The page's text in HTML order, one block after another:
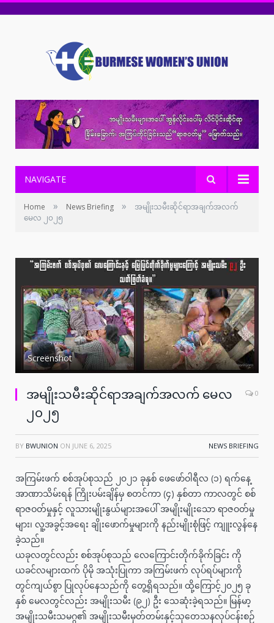
NAVIGATE
Home » News Briefing »
အမျိုးသမီးဆိုင်ရာအချက်အလက်
မေလ ၂၀၂၅
Screenshot
အမျိုးသမီးဆိုင်ရာအချက်အလက် မေလ
၂၀၂၅
0
BY BWUNION ON JUNE 6, 2025 NEWS BRIEFING
အကြမ်းဖက် စစ်အုပ်စုသည် ၂၀၂၁ ခုနှစ် ဖေဖော်ဝါရီလ (၁) ရက်နေ့
အာဏာသိမ်းရန် ကြိုးပမ်းချိန်မှ စတင်ကာ (၄) နှစ်တာ ကာလတွင် စစ်
ရာဇဝတ်မှုနှင့် လူသားမျိုးနွယ်များအပေါ် အမျိုးမျိုးသော ရာဇဝတ်မှု
များ၊ လူ့အခွင့်အရေး ချိုးဖောက်မှုများကို နည်းမျိုးစုံဖြင့် ကျူးလွန်နေ
ခဲ့သည်။
ယခုလတွင်လည်း စစ်အုပ်စုသည် လေကြောင်းတိုက်ခိုက်ခြင်း ကို
ယခင်လများထက် ပိုမို အသုံးပြုကာ အကြမ်းဖက် လုပ်ရပ်များကို
တွင်ကျယ်စွာ ပြုလုပ်နေသည်ကို တွေ့ရှိရသည်။ ထို့ကြောင့်၂၀၂၅ ခု
နှစ် မေလတွင်လည်း အမျိုးသမီး (၉၂) ဦး သေဆုံးခဲ့ရသည်။ မြန်မာ့
အမျိုးသမီးသမဂ္ဂ၏ အမျိုးသမီးမှတ်တမ်းနှင့်သုတေသနလုပ်ငန်းစဉ်